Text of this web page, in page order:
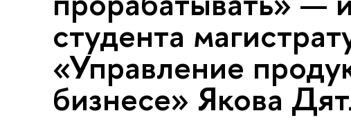
студента
«Управление
бизнесе» Якова